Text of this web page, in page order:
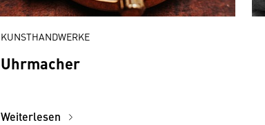
KUNSTHANDWERKE
Uhrmacher
Weiterlesen